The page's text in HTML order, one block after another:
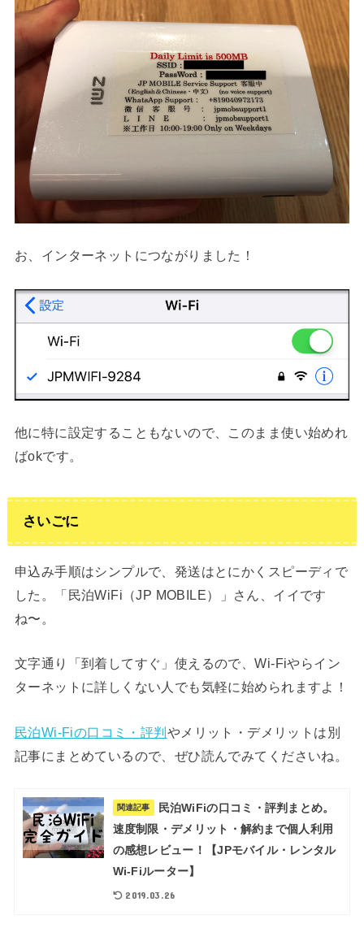
お、インターネットにつながりました！
他に特に設定することもないので、このまま使い始めれ
ばokです。
さいごに
申込み手順はシンプルで、発送はとにかくスピーディで
した。「民泊WiFi（JP MOBILE）」さん、イイです
ね〜。
文字通り「到着してすぐ」使えるので、Wi-Fiやらイン
ターネットに詳しくない人でも気軽に始められますよ！
民泊Wi-Fiの口コミ・評判やメリット・デメリットは別
記事にまとめているので、ぜひ読んでみてくださいね。
関連記事
民泊WiFiの口コミ・評判まとめ。
速度制限・デメリット・解約まで個人利用
の感想レビュー！【JPモバイル・レンタル
Wi-Fiルーター】
2019.03.26